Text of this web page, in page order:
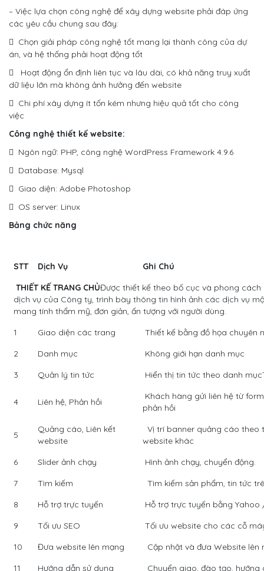
– Việc lựa chọn công nghệ để xây dựng website phải đáp ứng
các yêu cầu chung sau đây:
 Chọn giải pháp công nghệ tốt mang lại thành công của dự
án, và hệ thống phải hoạt động tốt
 Hoạt động ổn định liên tục và lâu dài, có khả năng truy xuất
dữ liệu lớn mà không ảnh hưởng đến website
 Chi phí xây dựng ít tốn kém nhưng hiệu quả tốt cho công
việc
Công nghệ thiết kế website:
 Ngôn ngữ: PHP, công nghệ WordPress Framework 4.9.6
 Database: Mysql
 Giao diện: Adobe Photoshop
 OS server: Linux
Bảng chức năng
STT Dịch Vụ
Ghi Chú
THIẾT KẾ TRANG CHỦĐược thiết kế theo bố cục và phong
dịch vụ của Công ty, trình bày thông tin hình ảnh các dịch vụ
mang tính thẩm mỹ, đơn giản, ấn tượng với người dùng.
1
Giao diện các trang
Thiết kế bằng đồ họa chuyên
2
Danh mục
Không giới hạn danh mục
3
Quản lý tin tức Hiển thị tin tức theo danh
4 Liên hệ, Phản hồi
Khách hàng gửi liên hệ từ
phản hồi
5
Quảng cáo, Liên kết
website
Vị trí banner quảng cáo theo
website khác
6
Slider ảnh chạy
Hình ảnh chạy, chuyển động.
7
Tìm kiếm
Tìm kiếm sản phẩm, tin tức
8
Hỗ trợ trực tuyến
Hỗ trợ trực tuyến bằng
9
Tối ưu SEO
Tối ưu website cho các cỗ
10
Đưa website lên mạng
Cập nhật và đưa Website lên
11
Hướng dẫn sử dụng Chuyển giao, đào tạo, hướng